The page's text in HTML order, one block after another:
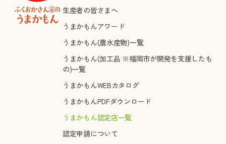
生産者の皆さまへ
うまかもんアワード
うまかもん(農水産物)一覧
うまかもん(加工品 ※福岡市が開発を支援したも
の)一覧
うまかもんWEBカタログ
うまかもんPDFダウンロード
うまかもん認定店一覧
認定申請について